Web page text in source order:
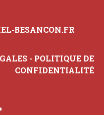
BESANCON.FR
- POLITIQUE DE
CONFIDENTIALITÉ